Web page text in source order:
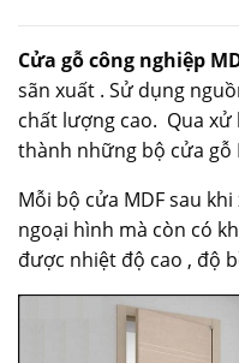
Cửa gỗ công nghiệp
sãn xuất . Sử dụng
chất lượng cao. Qua xử
thành những bộ cửa gỗ
Mỗi bộ cửa MDF sau
ngoại hình mà còn có
được nhiệt độ cao , độ